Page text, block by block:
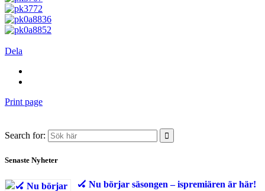
Dela
Print page
Search for:
Senaste Nyheter
🏑 Nu börjar säsongen – ispremiären är här!